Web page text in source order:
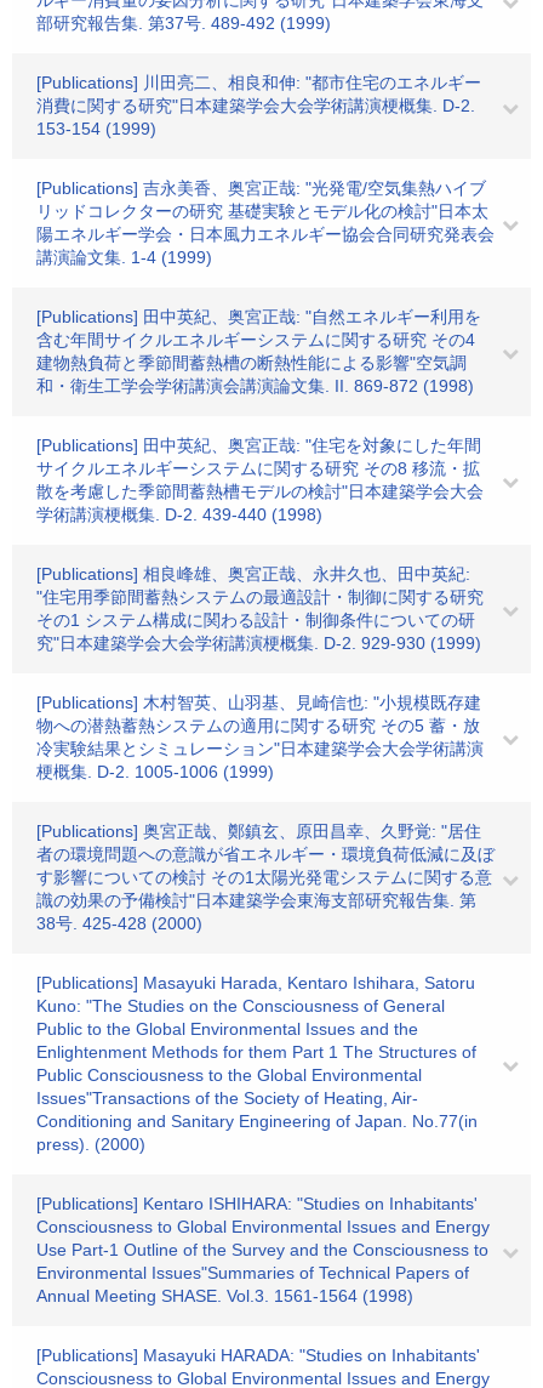
部研究報告集. 第37号. 489-492 (1999)
[Publications] 川田亮二、相良和伸: "都市住宅のエネルギー
消費に関する研究"日本建築学会大会学術講演梗概集. D-2.
153-154 (1999)
[Publications] 吉永美香、奥宮正哉: "光発電/空気集熱ハイブ
リッドコレクターの研究 基礎実験とモデル化の検討"日本太
陽エネルギー学会・日本風力エネルギー協会合同研究発表会
講演論文集. 1-4 (1999)
[Publications] 田中英紀、奥宮正哉: "自然エネルギー利用を
含む年間サイクルエネルギーシステムに関する研究 その4
建物熱負荷と季節間蓄熱槽の断熱性能による影響"空気調
和・衛生工学会学術講演会講演論文集. II. 869-872 (1998)
[Publications] 田中英紀、奥宮正哉: "住宅を対象にした年間
サイクルエネルギーシステムに関する研究 その8 移流・拡
散を考慮した季節間蓄熱槽モデルの検討"日本建築学会大会
学術講演梗概集. D-2. 439-440 (1998)
[Publications] 相良峰雄、奥宮正哉、永井久也、田中英紀:
"住宅用季節間蓄熱システムの最適設計・制御に関する研究
その1 システム構成に関わる設計・制御条件についての研
究"日本建築学会大会学術講演梗概集. D-2. 929-930 (1999)
[Publications] 木村智英、山羽基、見崎信也: "小規模既存建
物への潜熱蓄熱システムの適用に関する研究 その5 蓄・放
冷実験結果とシミュレーション"日本建築学会大会学術講演
梗概集. D-2. 1005-1006 (1999)
[Publications] 奥宮正哉、鄭鎮玄、原田昌幸、久野覚: "居住
者の環境問題への意識が省エネルギー・環境負荷低減に及ぼ
す影響についての検討 その1太陽光発電システムに関する意
識の効果の予備検討"日本建築学会東海支部研究報告集. 第
38号. 425-428 (2000)
[Publications] Masayuki Harada, Kentaro Ishihara, Satoru
Kuno: "The Studies on the Consciousness of General
Public to the Global Environmental Issues and the
Enlightenment Methods for them Part 1 The Structures of
Public Consciousness to the Global Environmental
Issues"Transactions of the Society of Heating, Air-
Conditioning and Sanitary Engineering of Japan. No.77(in
press). (2000)
[Publications] Kentaro ISHIHARA: "Studies on Inhabitants'
Consciousness to Global Environmental Issues and Energy
Use Part-1 Outline of the Survey and the Consciousness to
Environmental Issues"Summaries of Technical Papers of
Annual Meeting SHASE. Vol.3. 1561-1564 (1998)
[Publications] Masayuki HARADA: "Studies on Inhabitants'
Consciousness to Global Environmental Issues and Energy